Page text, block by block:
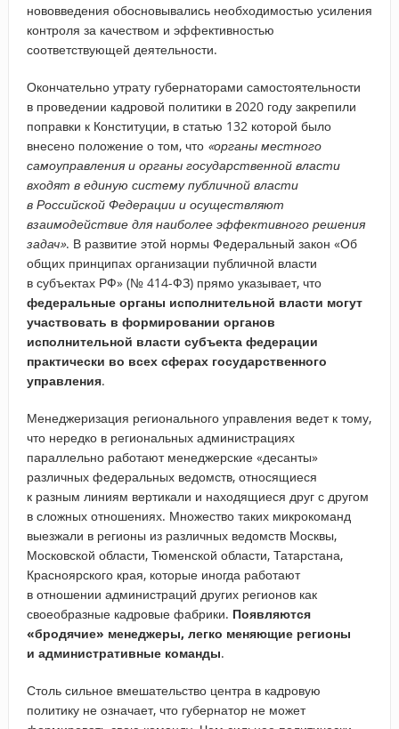
нововведения обосновывались необходимостью усиления
контроля за качеством и эффективностью
соответствующей деятельности.
Окончательно утрату губернаторами самостоятельности
в проведении кадровой политики в 2020 году закрепили
поправки к Конституции, в статью 132 которой было
внесено положение о том, что «органы местного
самоуправления и органы государственной власти
входят в единую систему публичной власти
в Российской Федерации и осуществляют
взаимодействие для наиболее эффективного решения
задач». В развитие этой нормы Федеральный закон «Об
общих принципах организации публичной власти
в субъектах РФ» (№ 414-ФЗ) прямо указывает, что
федеральные органы исполнительной власти могут
участвовать в формировании органов
исполнительной власти субъекта федерации
практически во всех сферах государственного
управления.
Менеджеризация регионального управления ведет к тому,
что нередко в региональных администрациях
параллельно работают менеджерские «десанты»
различных федеральных ведомств, относящиеся
к разным линиям вертикали и находящиеся друг с другом
в сложных отношениях. Множество таких микрокоманд
выезжали в регионы из различных ведомств Москвы,
Московской области, Тюменской области, Татарстана,
Красноярского края, которые иногда работают
в отношении администраций других регионов как
своеобразные кадровые фабрики. Появляются
«бродячие» менеджеры, легко меняющие регионы
и административные команды.
Столь сильное вмешательство центра в кадровую
политику не означает, что губернатор не может